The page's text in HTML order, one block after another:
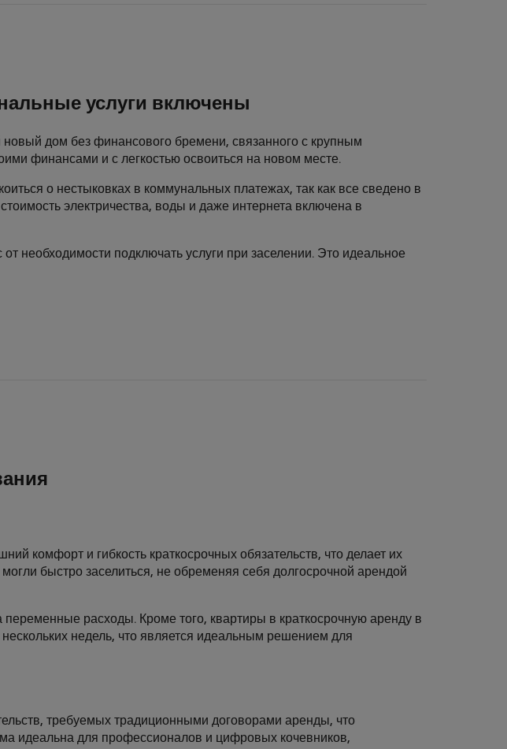
услуги включены
дом без финансового бремени, связанного с крупным
финансами и с легкостью освоиться на новом месте.
о нестыковках в коммунальных платежах, так как все сведено в
электричества, воды и даже интернета включена в
необходимости подключать услуги при заселении. Это идеальное
комфорт и гибкость краткосрочных обязательств, что делает их
быстро заселиться, не обременяя себя долгосрочной арендой
расходы. Кроме того, квартиры в краткосрочную аренду в
недель, что является идеальным решением для
требуемых традиционными договорами аренды, что
идеальна для профессионалов и цифровых кочевников,